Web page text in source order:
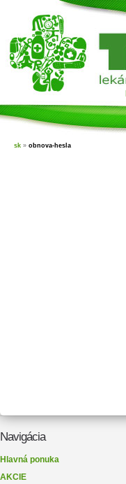
sk » obnova-hesla
Navigácia
Hlavná ponuka
AKCIE